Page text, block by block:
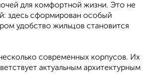
для комфортной жизни. Это не
здесь сформирован особый
удобство жильцов становится
современных корпусов. Их
актуальным архитектурным